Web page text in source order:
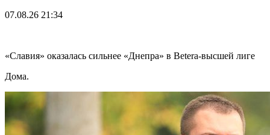
07.08.26 21:34
«Славия» оказалась сильнее «Днепра» в Betera-высшей лиге
Дома.